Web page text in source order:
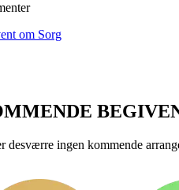
om Sorg
desværre ingen kommende